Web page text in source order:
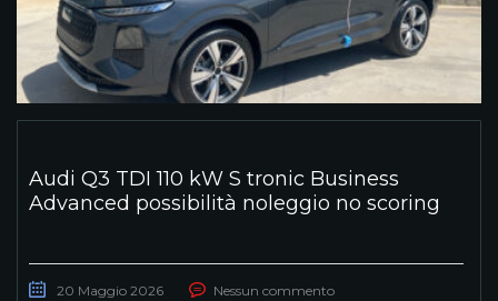
Audi Q3 TDI 110 kW S tronic Business
Advanced possibilità noleggio no scoring
20 Maggio 2026 Nessun commento